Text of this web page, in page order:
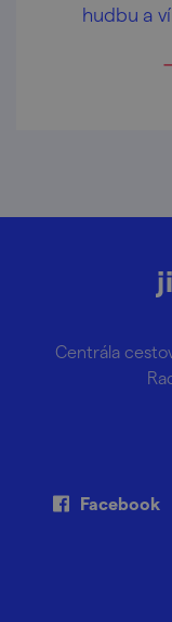
hudbu a
Centrála
Facebook